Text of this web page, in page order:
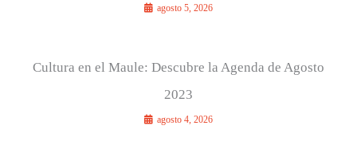
agosto 5, 2026
Cultura en el Maule: Descubre la Agenda de Agosto
2023
agosto 4, 2026